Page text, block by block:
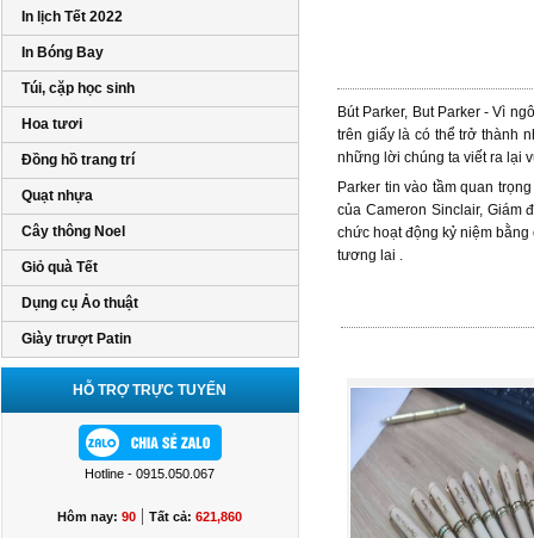
In lịch Tết 2022
In Bóng Bay
Túi, cặp học sinh
Hoa tươi
Đồng hồ trang trí
Quạt nhựa
Cây thông Noel
Giỏ quà Tết
Dụng cụ Ảo thuật
Giày trượt Patin
HỖ TRỢ TRỰC TUYẾN
Hotline - 0915.050.067
Hôm nay: 90 | Tất cả: 621,860
Bút Parker, But Parker - Vì
trên giấy là có thể trở thành
những lời chúng ta viết ra lại
Parker tin vào tầm quan
của Cameron Sinclair, Giám
chức hoạt động kỷ niệm
tương lai .